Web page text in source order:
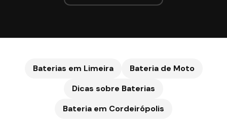
Baterias em Limeira
Bateria de Moto
Dicas sobre Baterias
Bateria em Cordeirópolis